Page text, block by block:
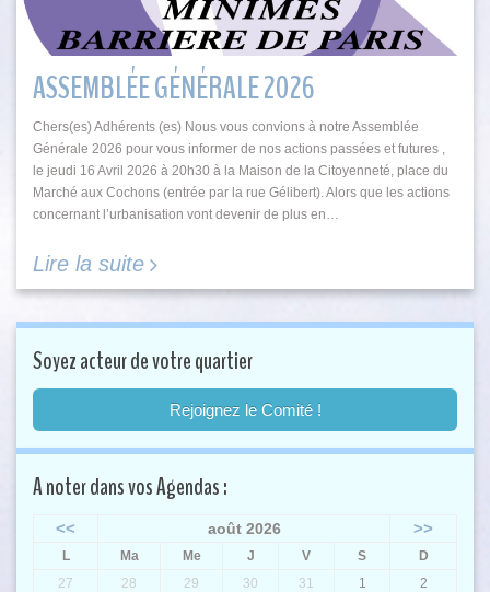
ASSEMBLÉE GÉNÉRALE 2026
Chers(es) Adhérents (es) Nous vous convions à notre Assemblée
Générale 2026 pour vous informer de nos actions passées et futures ,
le jeudi 16 Avril 2026 à 20h30 à la Maison de la Citoyenneté, place du
Marché aux Cochons (entrée par la rue Gélibert). Alors que les actions
concernant l’urbanisation vont devenir de plus en…
Lire la suite
Soyez acteur de votre quartier
Rejoignez le Comité !
A noter dans vos Agendas :
<< août 2026 >>
L Ma Me J V S
D
27
28 29 30 31 1
2